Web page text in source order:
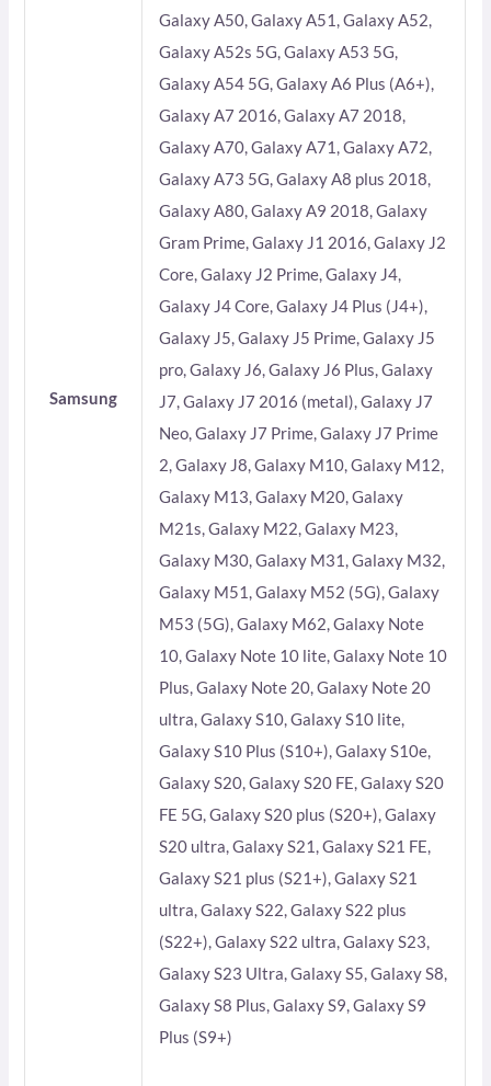
Samsung
Galaxy A50, Galaxy A51, Galaxy A52,
Galaxy A52s 5G, Galaxy A53 5G,
Galaxy A54 5G, Galaxy A6 Plus (A6+),
Galaxy A7 2016, Galaxy A7 2018,
Galaxy A70, Galaxy A71, Galaxy A72,
Galaxy A73 5G, Galaxy A8 plus 2018,
Galaxy A80, Galaxy A9 2018, Galaxy
Gram Prime, Galaxy J1 2016, Galaxy J2
Core, Galaxy J2 Prime, Galaxy J4,
Galaxy J4 Core, Galaxy J4 Plus (J4+),
Galaxy J5, Galaxy J5 Prime, Galaxy J5
pro, Galaxy J6, Galaxy J6 Plus, Galaxy
J7, Galaxy J7 2016 (metal), Galaxy J7
Neo, Galaxy J7 Prime, Galaxy J7 Prime
2, Galaxy J8, Galaxy M10, Galaxy M12,
Galaxy M13, Galaxy M20, Galaxy
M21s, Galaxy M22, Galaxy M23,
Galaxy M30, Galaxy M31, Galaxy M32,
Galaxy M51, Galaxy M52 (5G), Galaxy
M53 (5G), Galaxy M62, Galaxy Note
10, Galaxy Note 10 lite, Galaxy Note 10
Plus, Galaxy Note 20, Galaxy Note 20
ultra, Galaxy S10, Galaxy S10 lite,
Galaxy S10 Plus (S10+), Galaxy S10e,
Galaxy S20, Galaxy S20 FE, Galaxy S20
FE 5G, Galaxy S20 plus (S20+), Galaxy
S20 ultra, Galaxy S21, Galaxy S21 FE,
Galaxy S21 plus (S21+), Galaxy S21
ultra, Galaxy S22, Galaxy S22 plus
(S22+), Galaxy S22 ultra, Galaxy S23,
Galaxy S23 Ultra, Galaxy S5, Galaxy S8,
Galaxy S8 Plus, Galaxy S9, Galaxy S9
Plus (S9+)